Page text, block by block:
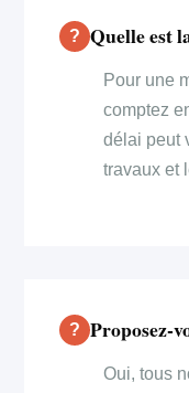
Quelle est
Pour une
comptez
délai peut
travaux et
Proposez-
Oui, tous